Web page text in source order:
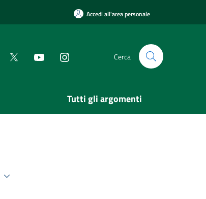
Accedi all'area personale
Cerca
Tutti gli argomenti